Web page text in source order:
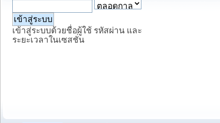
เข้าสู่ระบบด้วยชื่อผู้ใช้ รหัสผ่าน และ
ระยะเวลาในเซสชั่น